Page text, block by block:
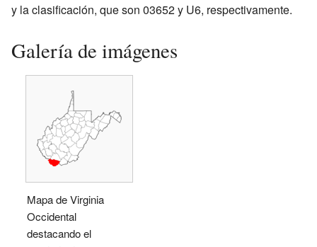
y la clasificación, que son 03652 y U6, respectivamente.
Galería de imágenes
Mapa de Virginia
Occidental
destacando el